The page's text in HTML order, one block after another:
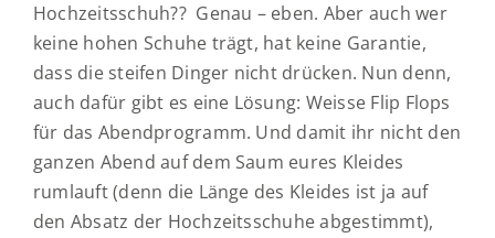
Hochzeitsschuh?? Genau – eben. Aber auch wer
keine hohen Schuhe trägt, hat keine Garantie,
dass die steifen Dinger nicht drücken. Nun denn,
auch dafür gibt es eine Lösung: Weisse Flip Flops
für das Abendprogramm. Und damit ihr nicht den
ganzen Abend auf dem Saum eures Kleides
rumlauft (denn die Länge des Kleides ist ja auf
den Absatz der Hochzeitsschuhe abgestimmt),